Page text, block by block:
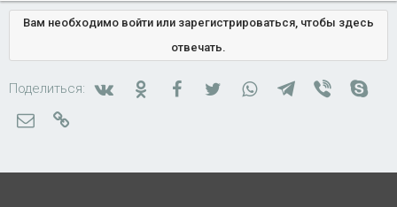
Вам необходимо войти или зарегистрироваться, чтобы здесь
отвечать.
Поделиться: ВконтактеОдноклассники
FacebookTwitterWhatsAppTelegram
Viber
Электронная почта